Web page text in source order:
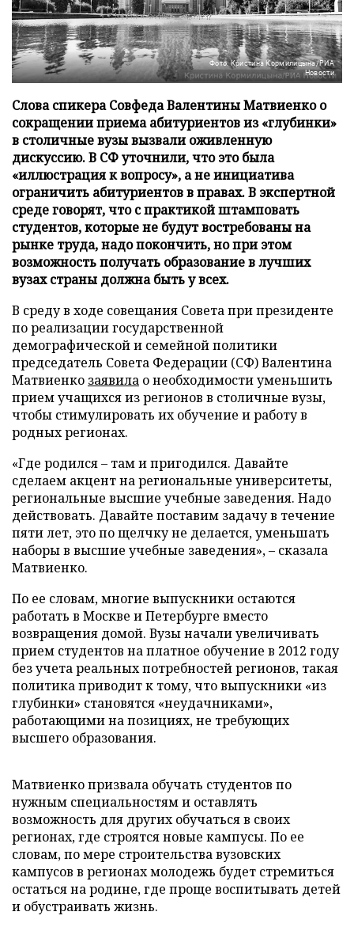
Фото: Кристина Кормилицына/РИА
Новости
Слова спикера Совфеда Валентины Матвиенко о
сокращении приема абитуриентов из «глубинки»
в столичные вузы вызвали оживленную
дискуссию. В СФ уточнили, что это была
«иллюстрация к вопросу», а не инициатива
ограничить абитуриентов в правах. В экспертной
среде говорят, что с практикой штамповать
студентов, которые не будут востребованы на
рынке труда, надо покончить, но при этом
возможность получать образование в лучших
вузах страны должна быть у всех.
В среду в ходе совещания Совета при президенте
по реализации государственной
демографической и семейной политики
председатель Совета Федерации (СФ) Валентина
Матвиенко заявила о необходимости уменьшить
прием учащихся из регионов в столичные вузы,
чтобы стимулировать их обучение и работу в
родных регионах.
«Где родился – там и пригодился. Давайте
сделаем акцент на региональные университеты,
региональные высшие учебные заведения. Надо
действовать. Давайте поставим задачу в течение
пяти лет, это по щелчку не делается, уменьшать
наборы в высшие учебные заведения», – сказала
Матвиенко.
По ее словам, многие выпускники остаются
работать в Москве и Петербурге вместо
возвращения домой. Вузы начали увеличивать
прием студентов на платное обучение в 2012 году
без учета реальных потребностей регионов, такая
политика приводит к тому, что выпускники «из
глубинки» становятся «неудачниками»,
работающими на позициях, не требующих
высшего образования.
Матвиенко призвала обучать студентов по
нужным специальностям и оставлять
возможность для других обучаться в своих
регионах, где строятся новые кампусы. По ее
словам, по мере строительства вузовских
кампусов в регионах молодежь будет стремиться
остаться на родине, где проще воспитывать детей
и обустраивать жизнь.